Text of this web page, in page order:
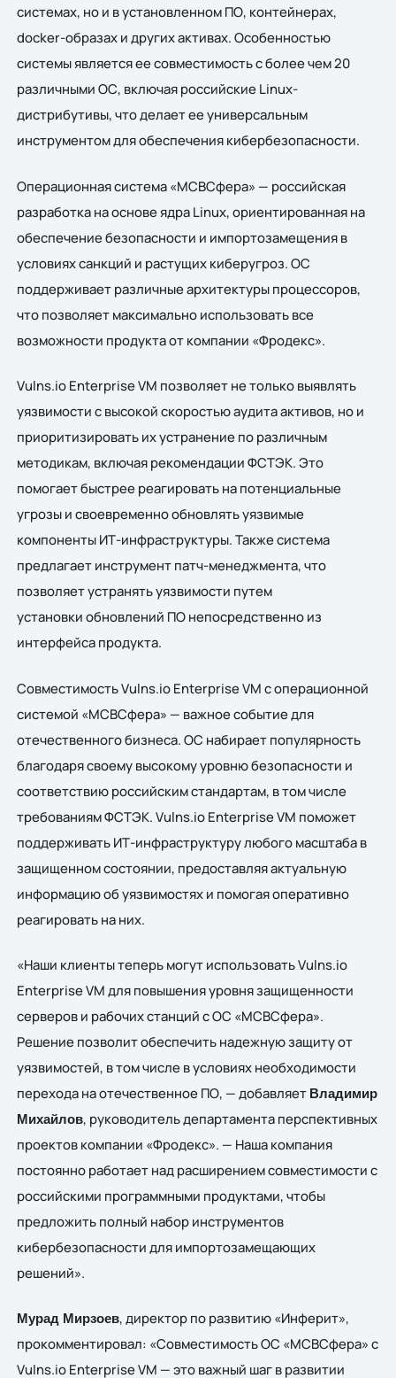
системах, но и в установленном ПО, контейнерах,
docker-образах и других активах. Особенностью
системы является ее совместимость с более чем 20
различными ОС, включая российские Linux-
дистрибутивы, что делает ее универсальным
инструментом для обеспечения кибербезопасности.
Операционная система «МСВСфера» — российская
разработка на основе ядра Linux, ориентированная на
обеспечение безопасности и импортозамещения в
условиях санкций и растущих киберугроз. ОС
поддерживает различные архитектуры процессоров,
что позволяет максимально использовать все
возможности продукта от компании «Фродекс».
Vulns.io Enterprise VM позволяет не только выявлять
уязвимости с высокой скоростью аудита активов, но и
приоритизировать их устранение по различным
методикам, включая рекомендации ФСТЭК. Это
помогает быстрее реагировать на потенциальные
угрозы и своевременно обновлять уязвимые
компоненты ИТ-инфраструктуры. Также система
предлагает инструмент патч-менеджмента, что
позволяет устранять уязвимости путем
установки обновлений ПО непосредственно из
интерфейса продукта.
Совместимость Vulns.io Enterprise VM с операционной
системой «МСВСфера» — важное событие для
отечественного бизнеса. ОС набирает популярность
благодаря своему высокому уровню безопасности и
соответствию российским стандартам, в том числе
требованиям ФСТЭК. Vulns.io Enterprise VM поможет
поддерживать ИТ-инфраструктуру любого масштаба в
защищенном состоянии, предоставляя актуальную
информацию об уязвимостях и помогая оперативно
реагировать на них.
«Наши клиенты теперь могут использовать Vulns.io
Enterprise VM для повышения уровня защищенности
серверов и рабочих станций с ОС «МСВСфера».
Решение позволит обеспечить надежную защиту от
уязвимостей, в том числе в условиях необходимости
перехода на отечественное ПО, — добавляет Владимир
Михайлов, руководитель департамента перспективных
проектов компании «Фродекс». — Наша компания
постоянно работает над расширением совместимости с
российскими программными продуктами, чтобы
предложить полный набор инструментов
кибербезопасности для импортозамещающих
решений».
Мурад Мирзоев, директор по развитию «Инферит»,
прокомментировал: «Совместимость ОС «МСВСфера» с
Vulns.io Enterprise VM — это важный шаг в развитии